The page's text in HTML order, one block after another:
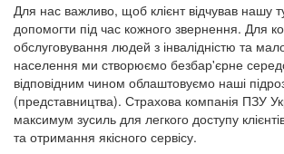
Для нас важливо, щоб клієнт відчував нашу
допомогти під час кожного звернення. Для
обслуговування людей з інвалідністю та
населення ми створюємо безбар'єрне
відповідним чином облаштовуємо наші
(представництва). Страхова компанія ПЗУ
максимум зусиль для легкого доступу
та отримання якісного сервісу.